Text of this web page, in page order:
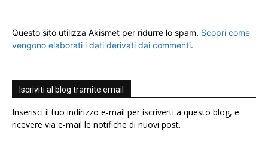
Questo sito utilizza Akismet per ridurre lo spam. Scopri come
vengono elaborati i dati derivati dai commenti.
Iscriviti al blog tramite email
Inserisci il tuo indirizzo e-mail per iscriverti a questo blog, e
ricevere via e-mail le notifiche di nuovi post.